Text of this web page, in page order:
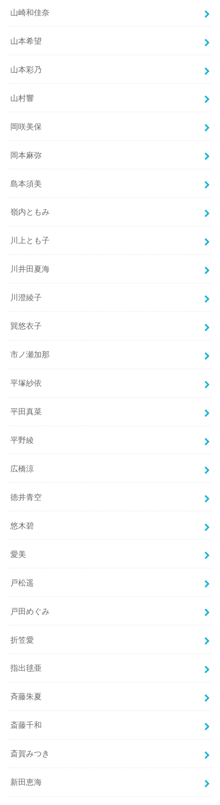
山崎和佳奈
山本希望
山本彩乃
山村響
岡咲美保
岡本麻弥
島本須美
嶺内ともみ
川上とも子
川井田夏海
川澄綾子
巽悠衣子
市ノ瀬加那
平塚紗依
平田真菜
平野綾
広橋涼
徳井青空
悠木碧
愛美
戸松遥
戸田めぐみ
折笠愛
指出毬亜
斉藤朱夏
斎藤千和
斎賀みつき
新田恵海